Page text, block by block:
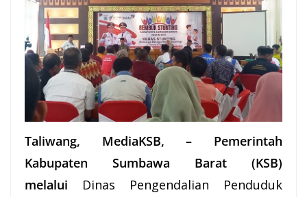
Taliwang, MediaKSB, – Pemerintah
Kabupaten Sumbawa Barat (KSB)
melalui Dinas Pengendalian Penduduk